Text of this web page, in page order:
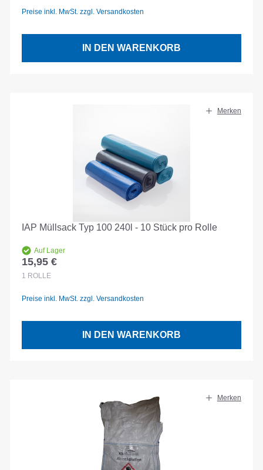
Preise inkl. MwSt. zzgl. Versandkosten
IN DEN WARENKORB
Merken
IAP Müllsack Typ 100 240l - 10 Stück pro Rolle
Auf Lager
Regulärer Preis:
15,95 €
1 ROLLE
Preise inkl. MwSt. zzgl. Versandkosten
IN DEN WARENKORB
Merken